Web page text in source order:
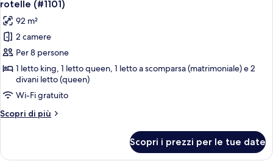
lato
lago
le
foto
per
Appartamento,
2
camere
da
letto,
sedia
rotelle (#1101)
92 m²
2 camere
Per 8 persone
1 letto king, 1 letto queen, 1 letto a scomparsa (matrimoniale) e 2
divani letto (queen)
Wi-Fi gratuito
Scopri di più
Altri
2
Scopri i prezzi per le tue date